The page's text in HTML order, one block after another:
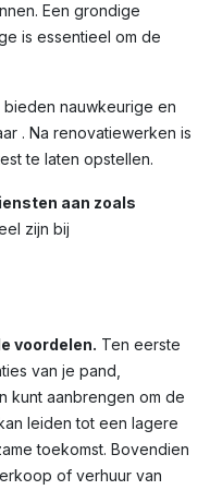
Een grondige
is essentieel om de
nauwkeurige en
. Na renovatiewerken is
te laten opstellen.
aan zoals
zijn bij
voordelen. Ten eerste
van je pand,
kunt aanbrengen om de
leiden tot een lagere
toekomst. Bovendien
of verhuur van